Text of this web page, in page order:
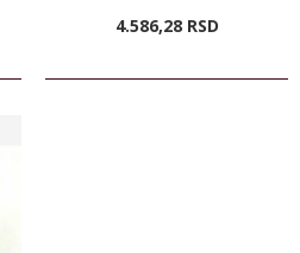
4.586,28 RSD